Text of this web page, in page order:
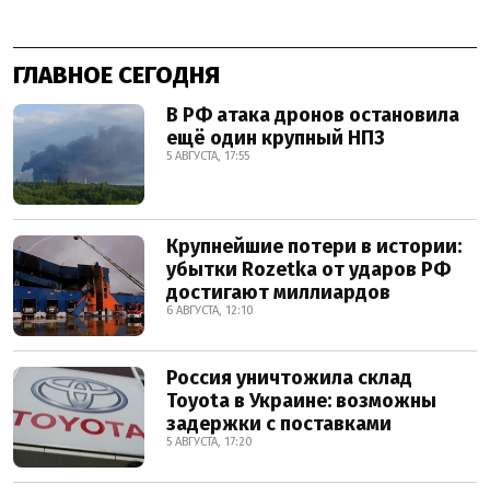
ГЛАВНОЕ СЕГОДНЯ
В РФ атака дронов остановила
ещё один крупный НПЗ
5 АВГУСТА, 17:55
Крупнейшие потери в истории:
убытки Rozetka от ударов РФ
достигают миллиардов
6 АВГУСТА, 12:10
Россия уничтожила склад
Toyota в Украине: возможны
задержки с поставками
5 АВГУСТА, 17:20